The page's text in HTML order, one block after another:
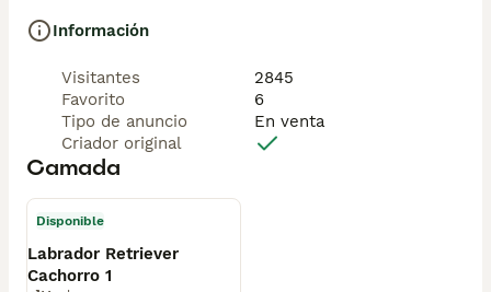
Información
Visitantes
2845
Favorito
6
Tipo de anuncio
En venta
Criador original
Camada
Disponible
Labrador Retriever
Cachorro 1